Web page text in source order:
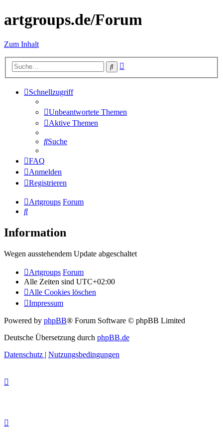
artgroups.de/Forum
Zum Inhalt
Suche
Schnellzugriff
Unbeantwortete Themen
Aktive Themen
Suche
FAQ
Anmelden
Registrieren
Artgroups Forum
Suche
Information
Wegen ausstehendem Update abgeschaltet
Artgroups Forum
Alle Zeiten sind UTC+02:00
Alle Cookies löschen
Impressum
Powered by phpBB® Forum Software © phpBB Limited
Deutsche Übersetzung durch phpBB.de
Datenschutz | Nutzungsbedingungen